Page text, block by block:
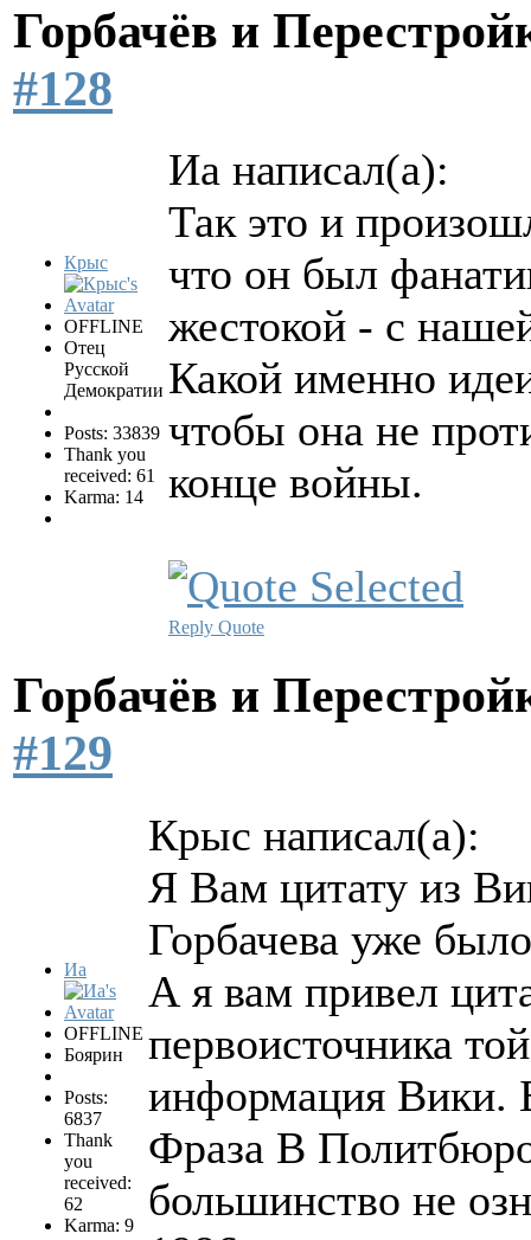
Горбачёв и
#128
Крыс
OFFLINE
Отец
Русской
Демократии
Posts: 33839
Thank you
received: 61
Karma: 14
Иа написал(а):
Так это и
что он был
жестокой - с
Какой именно
чтобы она не
конце войны.
Reply Quote
Горбачёв и
#129
Иа
OFFLINE
Боярин
Posts:
6837
Thank
you
received:
62
Karma: 9
Крыс написал(а):
Я Вам цитату из
Горбачева уже
А я вам привел
первоисточника
информация Вики.
Фраза В Политбюро
большинство не